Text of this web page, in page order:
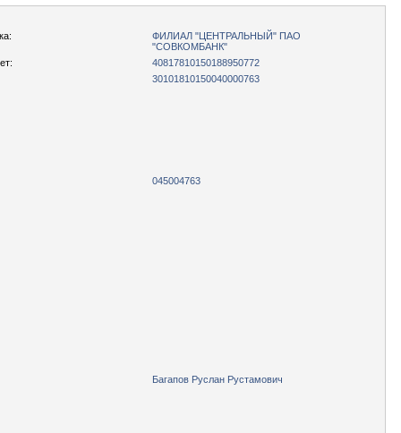
ФИЛИАЛ "ЦЕНТРАЛЬНЫЙ" ПАО
"СОВКОМБАНК"
40817810150188950772
30101810150040000763
045004763
Багапов Руслан Рустамович